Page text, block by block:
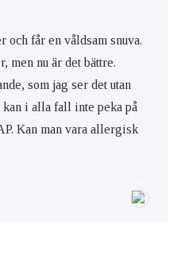
får en våldsam snuva.
men nu är det bättre.
som jag ser det utan
i alla fall inte peka på
Kan man vara allergisk